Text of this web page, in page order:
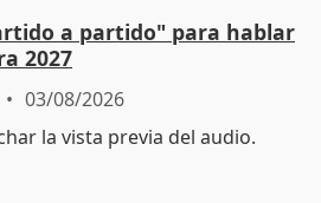
a partido" para hablar
2027
03/08/2026